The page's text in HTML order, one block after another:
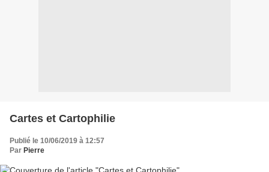
Cartes et Cartophilie
Publié le 10/06/2019 à 12:57
Par Pierre